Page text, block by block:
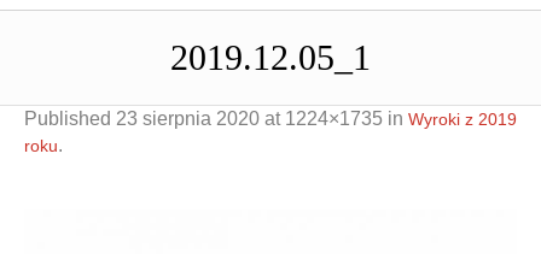
2019.12.05_1
Published 23 sierpnia 2020 at 1224×1735 in Wyroki z 2019
roku.